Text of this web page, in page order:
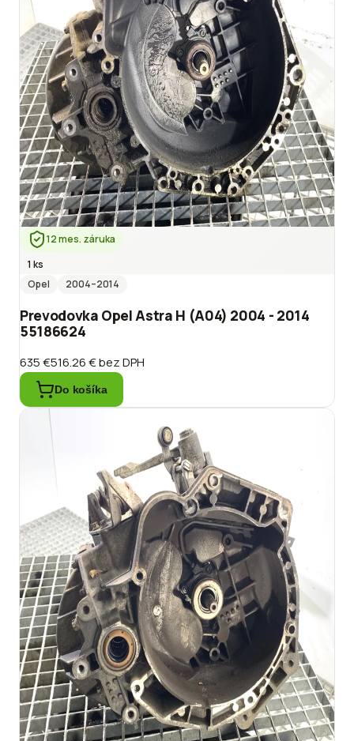
12 mes. záruka
1 ks
Opel
2004–2014
Prevodovka Opel Astra H (A04) 2004 - 2014
55186624
635 €516.26 €bez DPH
Do košíka